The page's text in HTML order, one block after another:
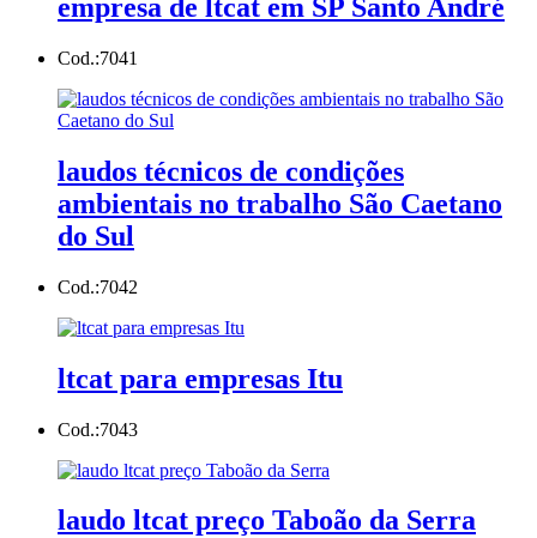
empresa de ltcat em SP Santo André
Cod.:7041
laudos técnicos de condições
ambientais no trabalho São Caetano
do Sul
Cod.:7042
ltcat para empresas Itu
Cod.:7043
laudo ltcat preço Taboão da Serra